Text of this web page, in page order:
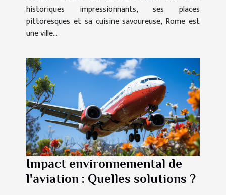
historiques impressionnants, ses places
pittoresques et sa cuisine savoureuse, Rome est
une ville...
Impact environnemental de
l'aviation : Quelles solutions ?